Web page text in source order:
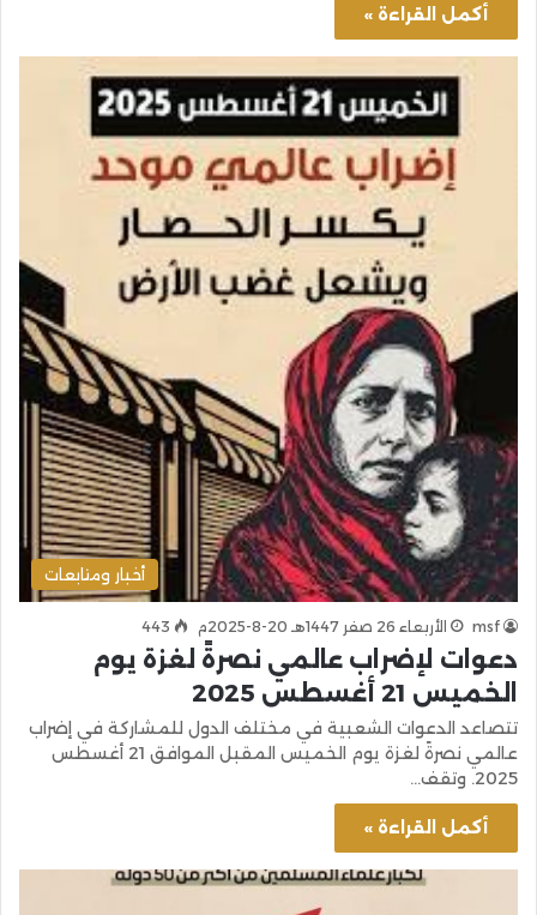
أكمل القراءة »
أخبار ومتابعات
msf الأربعاء 26 صفر 1447هـ 20-8-2025م 443
دعوات لإضراب عالمي نصرةً لغزة يوم
الخميس 21 أغسطس 2025
تتصاعد الدعوات الشعبية في مختلف الدول للمشاركة في إضراب
عالمي نصرةً لغزة يوم الخميس المقبل الموافق 21 أغسطس
2025. وتقف…
أكمل القراءة »